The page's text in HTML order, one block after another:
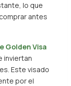
lo que
antes
Golden Visa
inviertan
Este visado
por el